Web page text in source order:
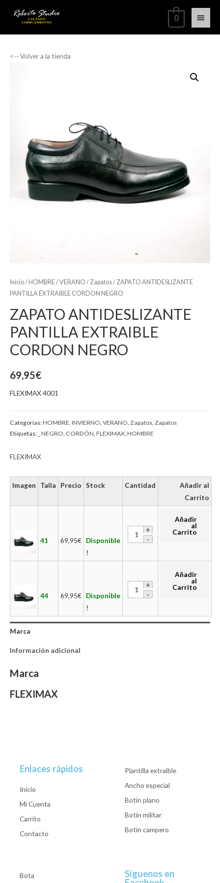
0
<-- Volver a la tienda
Inicio/ HOMBRE/VERANO / Zapatos/ ZAPATO ANTIDESLIZANTE
PANTILLA EXTRAIBLE CORDON NEGRO
ZAPATO ANTIDESLIZANTE
PANTILLA EXTRAIBLE
CORDON NEGRO
69,95€
FLEXIMAX 4001
Categorías:HOMBRE INVIERNO VERANO Zapatos Zapatos
Etiquetas: _ NEGRO CORDÓN FLEXIMAX HOMBRE
FLEXIMAX
Imagen Talla Precio Stock Cantidad
Añadir al
Carrito
41 69,95€ Disponible
!
Añadir
al
Carrito
44 69,95€ Disponible
!
Añadir
al
Carrito
Marca
Información adicional
Marca
FLEXIMAX
Enlaces rápidos
Inicio
Mi Cuenta
Carrito
Contacto
Plantilla extraible
Ancho especial
Botín plano
Botín militar
Botín campero
Bota
Síguenos en